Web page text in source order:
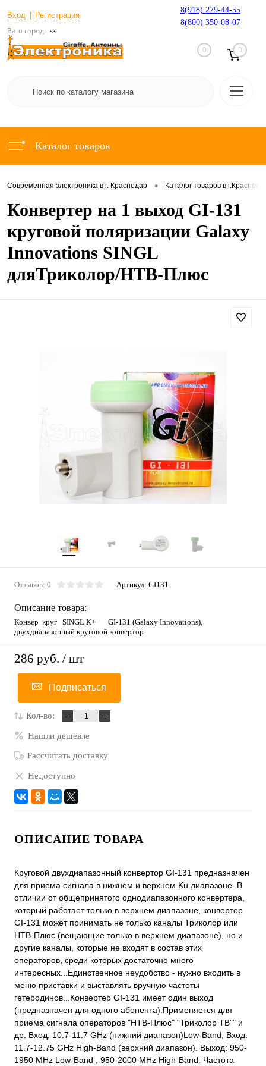
Вход Регистрация
Ваш город:
8(918) 279-44-55
8(800) 350-08-07
0 0
Каталог товаров
Современная электроника в г. Краснодар • Каталог товаров в
Конвертер на 1 выход GI-131
круговой поляризации Galaxy
Innovations SINGL
дляТриколор/НТВ-Плюс
Отзывов: 0 Артикул: GI131
Описание товара:
Конвер круг SINGL К+ GI-131 (Galaxy Innovations),
двухдиапазонный круговой конвертор
286 руб. / шт
Подписаться
Кол-во:
Нашли дешевле
Рассчитать доставку
Недоступно
ОПИСАНИЕ ТОВАРА
Круговой двухдиапазонный конвертор GI-131 предназначен
для приема сигнала в нижнем и верхнем Ku диапазоне. В
отличии от общепринятого однодиапазонного конвертера,
который работает только в верхнем диапазоне, конвертер
GI-131 может принимать не только каналы Триколор или
НТВ-Плюс (вещающие только в верхнем диапазоне), но и
другие каналы, которые не входят в состав этих
операторов, среди которых достаточно много
интересных...Единственное неудобство - нужно входить в
меню приставки и выставлять вручную частоты
гетеродинов...Конвертер GI-131 имеет один выход
(предназначен для одного абонента).Применяется для
приема сигнала операторов "НТВ-Плюс" "Триколор ТВ"" и
др. Вход: 10.7-11.7 GHz (нижний диапазон)Low-Band, Вход:
11.7-12.75 GHz High-Band (верхний диапазон). Выход: 950-
1950 MHz Low-Band , 950-2000 MHz High-Band. Частота